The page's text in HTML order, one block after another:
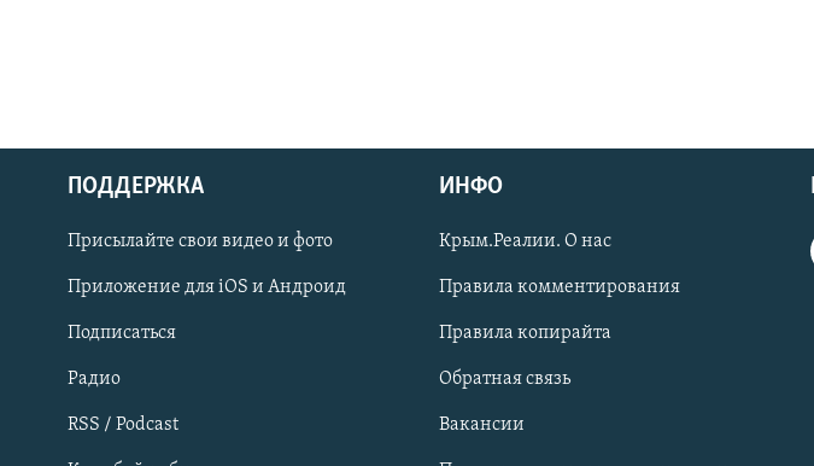
Українською
Qırımtatar
ПРИСОЕДИНЯЙТЕСЬ!
ПОДДЕРЖКА
Присылайте свои видео и фото
Приложение для iOS и Андроид
Подписаться
Радио
RSS / Podcast
ИНФО
Крым.Реалии. О нас
Правила комментирования
Правила копирайта
Обратная связь
Вакансии